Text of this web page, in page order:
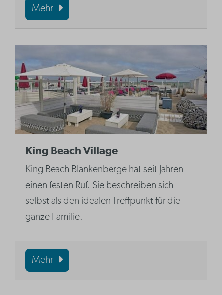
Mehr
King Beach Village
King Beach Blankenberge hat seit Jahren
einen festen Ruf. Sie beschreiben sich
selbst als den idealen Treffpunkt für die
ganze Familie.
Mehr